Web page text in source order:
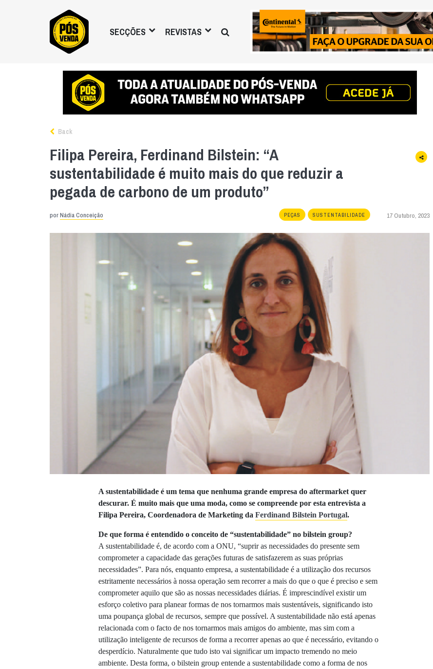
SECÇÕES REVISTAS
Back
Filipa Pereira, Ferdinand Bilstein: “A
sustentabilidade é muito mais do que reduzir a
pegada de carbono de um produto”
porNádia Conceição PEÇAS SUSTENTABILIDADE 17 Outubro, 2023
A sustentabilidade é um tema que nenhuma grande empresa do aftermarket quer
descurar. É muito mais que uma moda, como se compreende por esta entrevista a
Filipa Pereira, Coordenadora de Marketing da Ferdinand Bilstein Portugal.
De que forma é entendido o conceito de “sustentabilidade” no bilstein group?
A sustentabilidade é, de acordo com a ONU, “suprir as necessidades do presente sem
comprometer a capacidade das gerações futuras de satisfazerem as suas próprias
necessidades”. Para nós, enquanto empresa, a sustentabilidade é a utilização dos recursos
estritamente necessários à nossa operação sem recorrer a mais do que o que é preciso e sem
comprometer aquilo que são as nossas necessidades diárias. É imprescindível existir um
esforço coletivo para planear formas de nos tornarmos mais sustentáveis, significando isto
uma poupança global de recursos, sempre que possível. A sustentabilidade não está apenas
relacionada com o facto de nos tornarmos mais amigos do ambiente, mas sim com a
utilização inteligente de recursos de forma a recorrer apenas ao que é necessário, evitando o
desperdício. Naturalmente que tudo isto vai significar um impacto tremendo no meio
ambiente. Desta forma, o bilstein group entende a sustentabilidade como a forma de nos